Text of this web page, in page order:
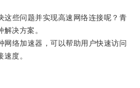
些问题并实现高速网络连接呢？青
决方案。
络加速器，可以帮助用户快速访问
度。